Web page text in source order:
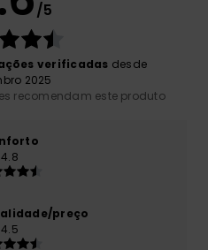
/5
verificadas desde
2025
recomendam este produto
4.8
preço
4.5